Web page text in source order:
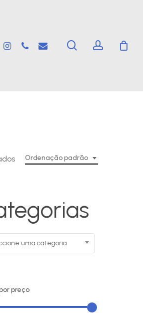
instagram
phone email searchaccount
Ordenação padrão
uma categoria
preço